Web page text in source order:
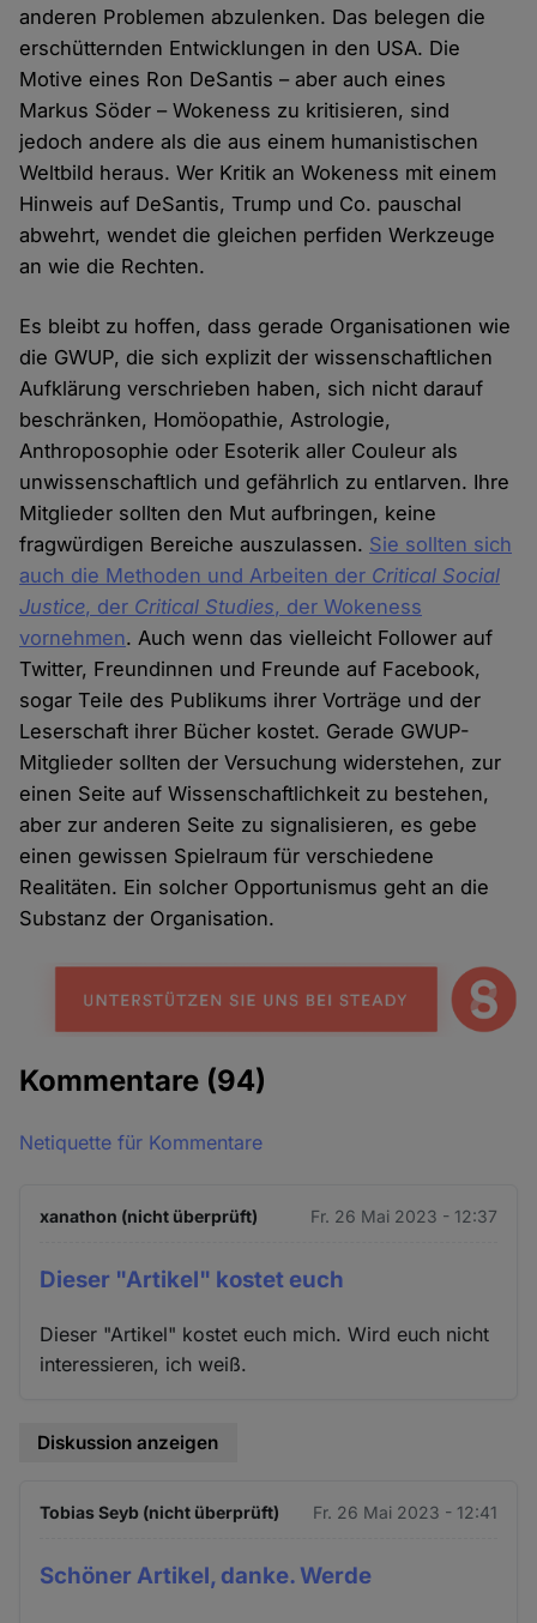
anderen Problemen abzulenken. Das belegen die
erschütternden Entwicklungen in den USA. Die
Motive eines Ron DeSantis – aber auch eines
Markus Söder – Wokeness zu kritisieren, sind
jedoch andere als die aus einem humanistischen
Weltbild heraus. Wer Kritik an Wokeness mit einem
Hinweis auf DeSantis, Trump und Co. pauschal
abwehrt, wendet die gleichen perfiden Werkzeuge
an wie die Rechten.
Es bleibt zu hoffen, dass gerade Organisationen wie
die GWUP, die sich explizit der wissenschaftlichen
Aufklärung verschrieben haben, sich nicht darauf
beschränken, Homöopathie, Astrologie,
Anthroposophie oder Esoterik aller Couleur als
unwissenschaftlich und gefährlich zu entlarven. Ihre
Mitglieder sollten den Mut aufbringen, keine
fragwürdigen Bereiche auszulassen. Sie sollten sich
auch die Methoden und Arbeiten der Critical Social
Justice, der Critical Studies, der Wokeness
vornehmen. Auch wenn das vielleicht Follower auf
Twitter, Freundinnen und Freunde auf Facebook,
sogar Teile des Publikums ihrer Vorträge und der
Leserschaft ihrer Bücher kostet. Gerade GWUP-
Mitglieder sollten der Versuchung widerstehen, zur
einen Seite auf Wissenschaftlichkeit zu bestehen,
aber zur anderen Seite zu signalisieren, es gebe
einen gewissen Spielraum für verschiedene
Realitäten. Ein solcher Opportunismus geht an die
Substanz der Organisation.
Kommentare (94)
Netiquette für Kommentare
xanathon (nicht überprüft) Fr. 26 Mai 2023 - 12:37
Dieser "Artikel" kostet euch
Dieser "Artikel" kostet euch mich. Wird euch nicht
interessieren, ich weiß.
Diskussion anzeigen
Tobias Seyb (nicht überprüft) Fr. 26 Mai 2023 - 12:41
Schöner Artikel, danke. Werde